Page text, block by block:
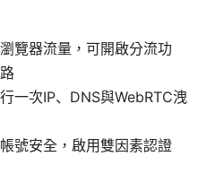
覽器流量，可開啟分流功
一次IP、DNS與WebRTC洩
號安全，啟用雙因素認證